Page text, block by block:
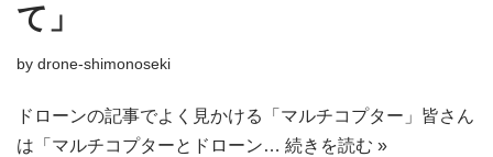
て」
by drone-shimonoseki
ドローンの記事でよく見かける「マルチコプター」皆さん
は「マルチコプターとドローン… 続きを読む »